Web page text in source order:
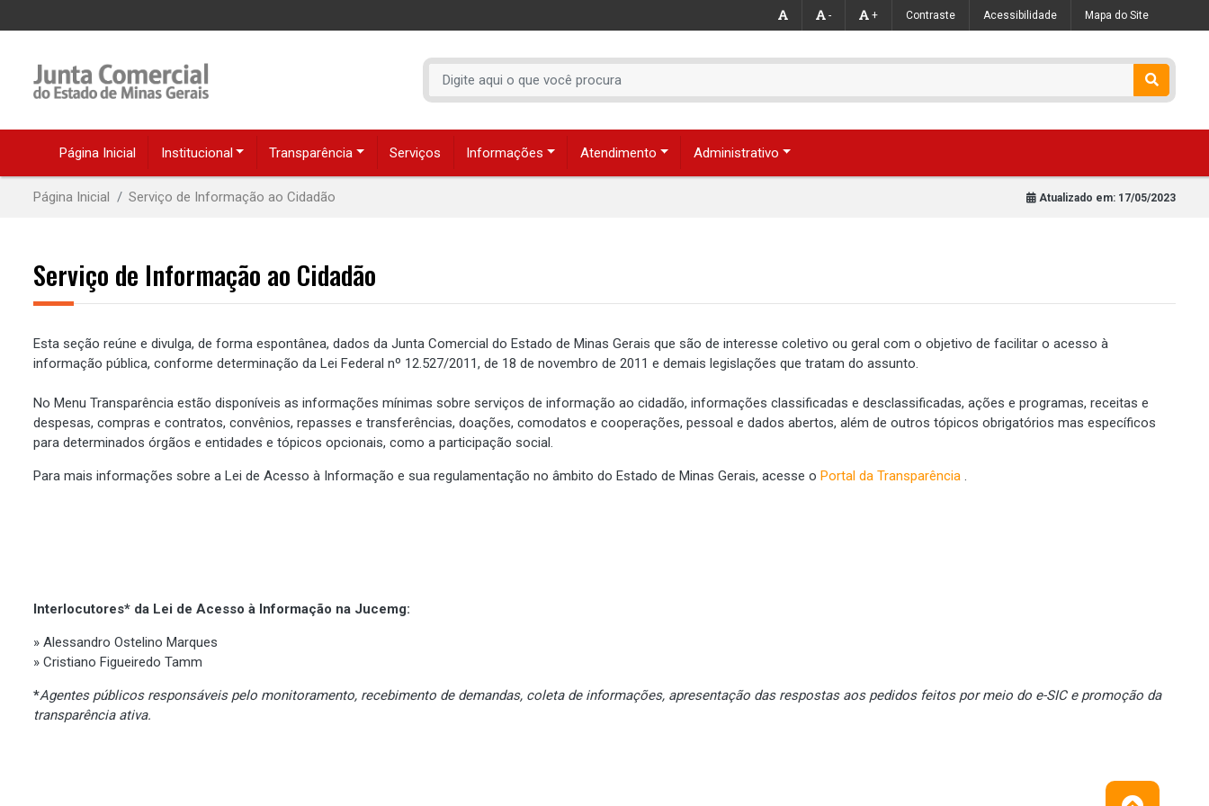
- + Contraste Acessibilidade Mapa do Site
Página Inicial Institucional Transparência Serviços Informações Atendimento Administrativo
Página Inicial Serviço de Informação ao Cidadão Atualizado em: 17/05/2023
Serviço de Informação ao Cidadão
Esta seção reúne e divulga, de forma espontânea, dados da Junta Comercial do Estado de Minas Gerais que são de interesse coletivo ou geral com o objetivo de facilitar o acesso à
informação pública, conforme determinação da Lei Federal nº 12.527/2011, de 18 de novembro de 2011 e demais legislações que tratam do assunto.
No Menu Transparência estão disponíveis as informações mínimas sobre serviços de informação ao cidadão, informações classificadas e desclassificadas, ações e programas, receitas e
despesas, compras e contratos, convênios, repasses e transferências, doações, comodatos e cooperações, pessoal e dados abertos, além de outros tópicos obrigatórios mas específicos
para determinados órgãos e entidades e tópicos opcionais, como a participação social.
Para mais informações sobre a Lei de Acesso à Informação e sua regulamentação no âmbito do Estado de Minas Gerais, acesse o Portal da Transparência .
Interlocutores* da Lei de Acesso à Informação na Jucemg:
» Alessandro Ostelino Marques
» Cristiano Figueiredo Tamm
*Agentes públicos responsáveis pelo monitoramento, recebimento de demandas, coleta de informações, apresentação das respostas aos pedidos feitos por meio do e-SIC e promoção da
transparência ativa.